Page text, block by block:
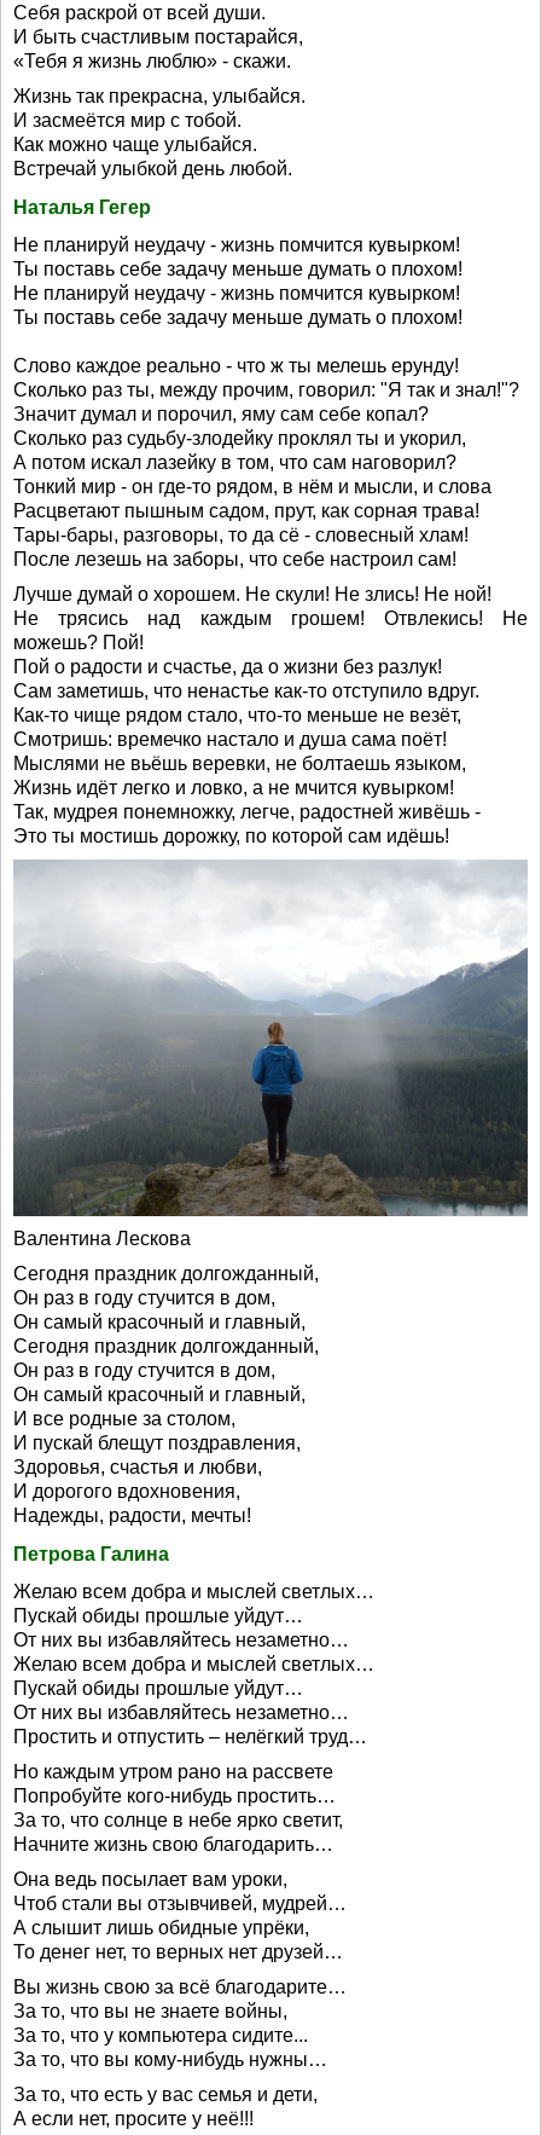
Себя раскрой от всей души.
И быть счастливым постарайся,
«Тебя я жизнь люблю» - скажи.
Жизнь так прекрасна, улыбайся.
И засмеётся мир с тобой.
Как можно чаще улыбайся.
Встречай улыбкой день любой.
Наталья Гегер
Не планируй неудачу - жизнь помчится кувырком!
Ты поставь себе задачу меньше думать о плохом!
Не планируй неудачу - жизнь помчится кувырком!
Ты поставь себе задачу меньше думать о плохом!
Слово каждое реально - что ж ты мелешь ерунду!
Сколько раз ты, между прочим, говорил: "Я так и знал!"?
Значит думал и порочил, яму сам себе копал?
Сколько раз судьбу-злодейку проклял ты и укорил,
А потом искал лазейку в том, что сам наговорил?
Тонкий мир - он где-то рядом, в нём и мысли, и слова
Расцветают пышным садом, прут, как сорная трава!
Тары-бары, разговоры, то да сё - словесный хлам!
После лезешь на заборы, что себе настроил сам!
Лучше думай о хорошем. Не скули! Не злись! Не ной!
Не трясись над каждым грошем! Отвлекись! Не
можешь? Пой!
Пой о радости и счастье, да о жизни без разлук!
Сам заметишь, что ненастье как-то отступило вдруг.
Как-то чище рядом стало, что-то меньше не везёт,
Смотришь: времечко настало и душа сама поёт!
Мыслями не вьёшь веревки, не болтаешь языком,
Жизнь идёт легко и ловко, а не мчится кувырком!
Так, мудрея понемножку, легче, радостней живёшь -
Это ты мостишь дорожку, по которой сам идёшь!
Валентина Лескова
Сегодня праздник долгожданный,
Он раз в году стучится в дом,
Он самый красочный и главный,
Сегодня праздник долгожданный,
Он раз в году стучится в дом,
Он самый красочный и главный,
И все родные за столом,
И пускай блещут поздравления,
Здоровья, счастья и любви,
И дорогого вдохновения,
Надежды, радости, мечты!
Петрова Галина
Желаю всем добра и мыслей светлых…
Пускай обиды прошлые уйдут…
От них вы избавляйтесь незаметно…
Желаю всем добра и мыслей светлых…
Пускай обиды прошлые уйдут…
От них вы избавляйтесь незаметно…
Простить и отпустить – нелёгкий труд…
Но каждым утром рано на рассвете
Попробуйте кого-нибудь простить…
За то, что солнце в небе ярко светит,
Начните жизнь свою благодарить…
Она ведь посылает вам уроки,
Чтоб стали вы отзывчивей, мудрей…
А слышит лишь обидные упрёки,
То денег нет, то верных нет друзей…
Вы жизнь свою за всё благодарите…
За то, что вы не знаете войны,
За то, что у компьютера сидите...
За то, что вы кому-нибудь нужны…
За то, что есть у вас семья и дети,
А если нет, просите у неё!!!